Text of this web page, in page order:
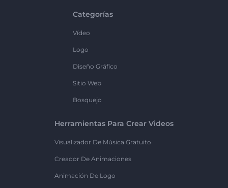
Categorías
Vídeo
Logo
Diseño Gráfico
Sitio Web
Bosquejo
Herramientas Para Crear Videos
Visualizador De Música Gratuito
Creador De Animaciones
Animación De Logo